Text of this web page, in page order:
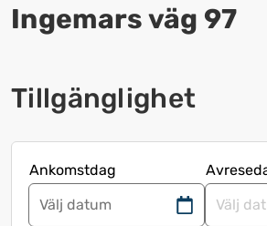
Ingemars väg 97
Tillgänglighet
Ankomstdag
Avresedag
Navigera
Navigera